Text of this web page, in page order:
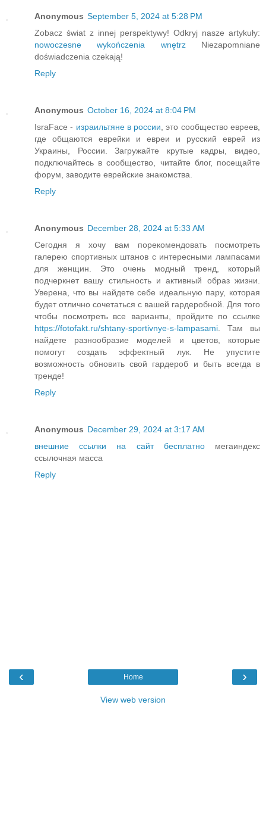
Anonymous September 5, 2024 at 5:28 PM
Zobacz świat z innej perspektywy! Odkryj nasze artykuły:
nowoczesne wykończenia wnętrzNiezapomniane
doświadczenia czekają!
Reply
Anonymous October 16, 2024 at 8:04 PM
IsraFace - израильтяне в россии , это сообщество евреев,
где общаются еврейки и евреи и русский еврей из
Украины, России. Загружайте крутые кадры, видео,
подключайтесь в сообщество, читайте блог, посещайте
форум, заводите еврейские знакомства.
Reply
Anonymous December 28, 2024 at 5:33 AM
Сегодня я хочу вам порекомендовать посмотреть
галерею спортивных штанов с интересными лампасами
для женщин. Это очень модный тренд, который
подчеркнет вашу стильность и активный образ жизни.
Уверена, что вы найдете себе идеальную пару, которая
будет отлично сочетаться с вашей гардеробной. Для того
чтобы посмотреть все варианты, пройдите по ссылке
https://fotofakt.ru/shtany-sportivnye-s-lampasami . Там вы
найдете разнообразие моделей и цветов, которые
помогут создать эффектный лук. Не упустите
возможность обновить свой гардероб и быть всегда в
тренде!
Reply
Anonymous December 29, 2024 at 3:17 AM
внешние ссылки на сайт бесплатномегаиндекс
ссылочная масса
Reply
‹ ›
Home
View web version